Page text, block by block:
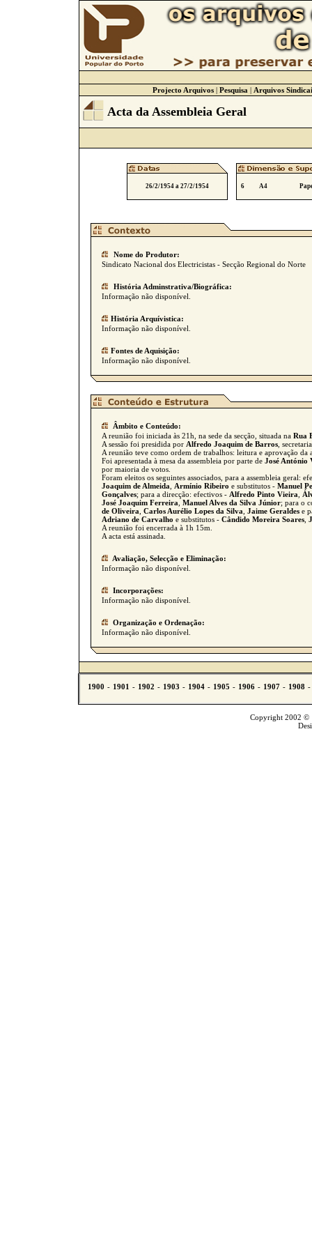
Projecto Arquivos| Pesquisa | Arquivos
Acta da Assembleia Geral
26/2/1954 a 27/2/1954 6 A4
Nome do Produtor:
Sindicato Nacional dos Electricistas - Secção Regional do Norte
História Adminstrativa/Biográfica:
Informação não disponível.
História Arquívistica:
Informação não disponível.
Fontes de Aquisição:
Informação não disponível.
Âmbito e Conteúdo:
A reunião foi iniciada às 21h, na sede da secção, situada na Rua
A sessão foi presidida por Alfredo Joaquim de Barros ,
A reunião teve como ordem de trabalhos: leitura e aprovação
Foi apresentada à mesa da assembleia por parte de José António
por maioria de votos.
Foram eleitos os seguintes associados, para a assembleia geral:
Joaquim de Almeida
Armínio Ribeiro e substitutos - Manuel
Gonçalves; para a direcção: efectivos - Alfredo Pinto Vieira
José Joaquim Ferreira Manuel Alves da Silva Júnior; para o
de Oliveira Carlos Aurélio Lopes da Silva Jaime Geraldes e
Adriano de Carvalho e substitutos - Cândido Moreira Soares
A reunião foi encerrada à 1h 15m.
A acta está assinada.
Avaliação, Selecção e Eliminação:
Informação não disponível.
Incorporações:
Informação não disponível.
Organização e Ordenação:
Informação não disponível.
Copyright 2002 ©